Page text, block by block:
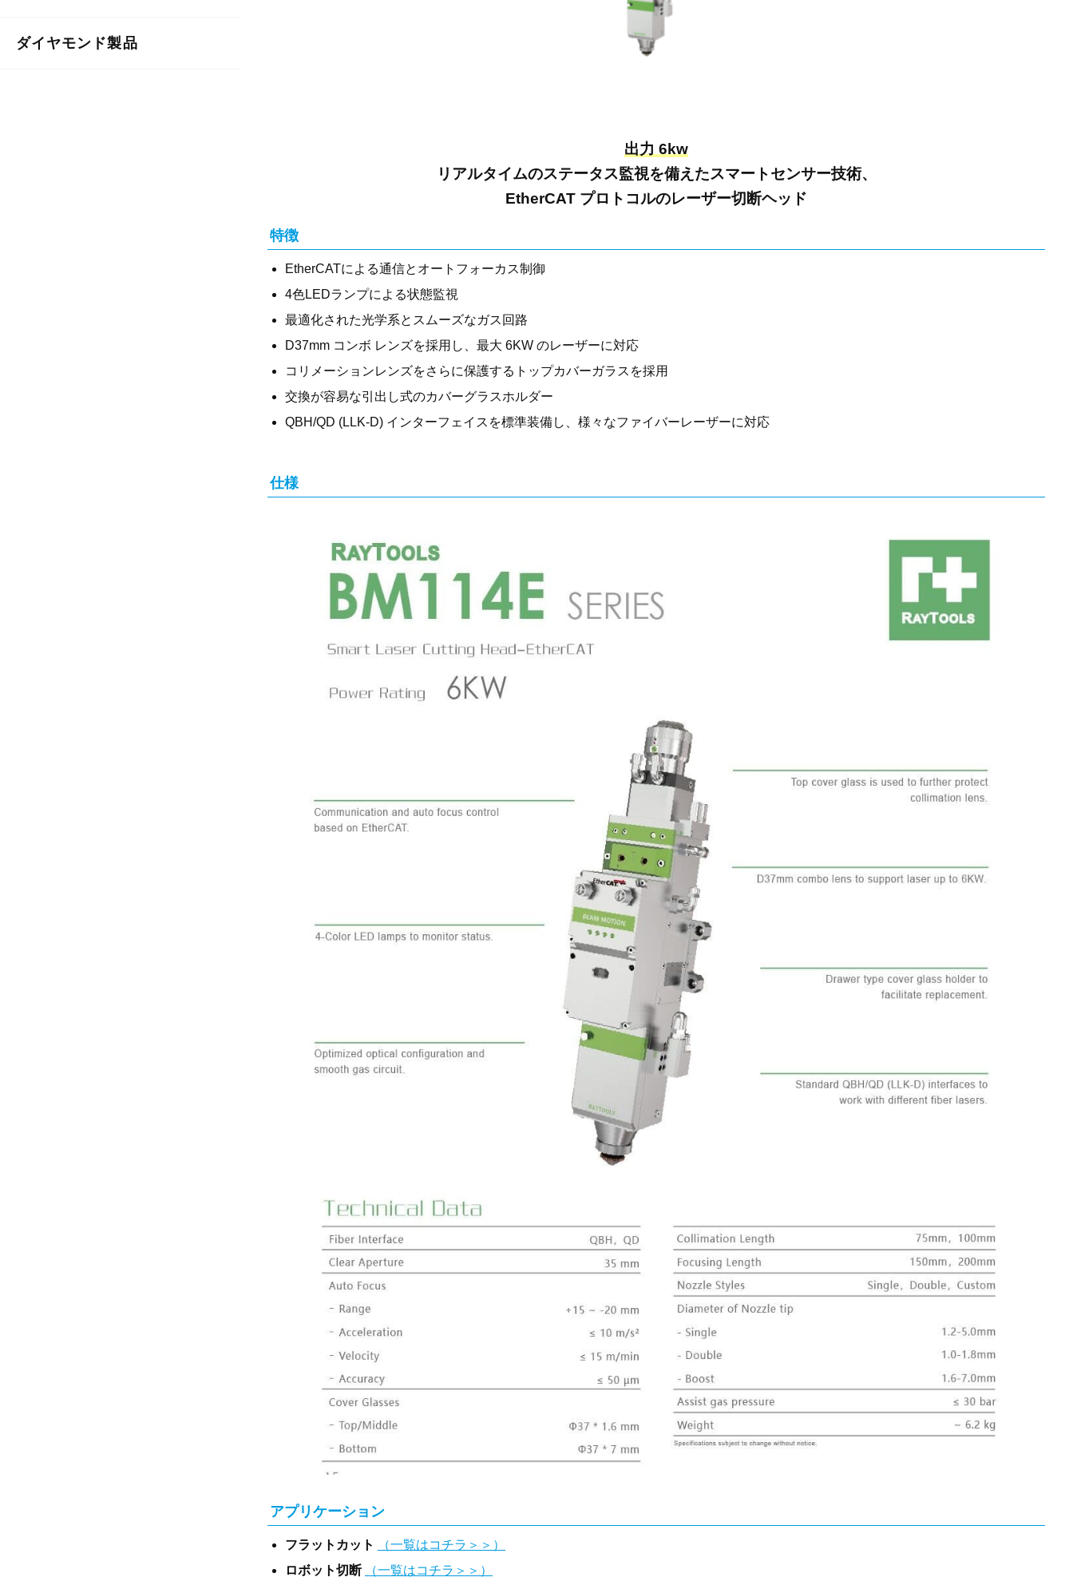
ダイヤモンド製品
出力 6kw
リアルタイムのステータス監視を備えたスマートセンサー技術、
EtherCAT プロトコルのレーザー切断ヘッド
特徴
EtherCATによる通信とオートフォーカス制御
4色LEDランプによる状態監視
最適化された光学系とスムーズなガス回路
D37mm コンボ レンズを採用し、最大 6KW のレーザーに対応
コリメーションレンズをさらに保護するトップカバーガラスを採用
交換が容易な引出し式のカバーグラスホルダー
QBH/QD (LLK-D) インターフェイスを標準装備し、様々なファイバーレーザーに対応
仕様
アプリケーション
フラットカット
（一覧はコチラ＞＞）
ロボット切断
（一覧はコチラ＞＞）